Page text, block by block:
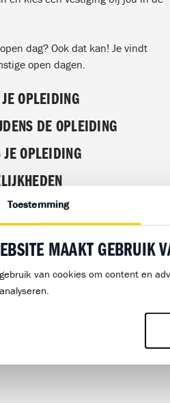
Toestemming
MAAKT GEBRUIK
van cookies om content en
dag? Ook dat kan! Je vindt
open dagen.
OPLEIDING
DE OPLEIDING
JE OPLEIDING
THEORIE
EXAMEN